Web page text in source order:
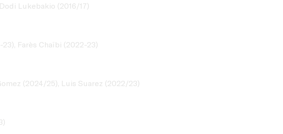
Lukebakio (2016/17)
Farès Chaïbi (2022-23)
(2024/25), Luis Suarez (2022/23)